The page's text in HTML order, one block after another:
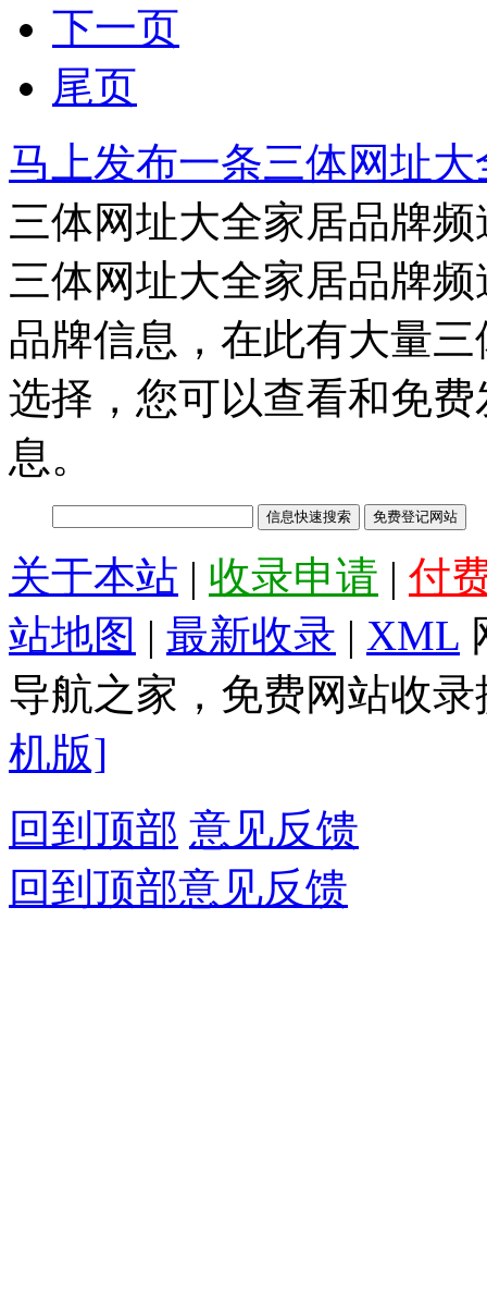
下一页
尾页
马上发布一条三体网址
三体网址大全家居品牌频
三体网址大全家居品牌
品牌信息，在此有大量
选择，您可以查看和免
息。
关于本站 | 收录申请 | 付
站地图 | 最新收录 | XML
导航之家，免费网站收
机版]
回到顶部 意见反馈
回到顶部意见反馈